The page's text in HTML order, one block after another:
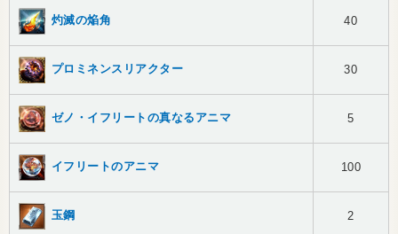
灼滅の焔角 40
プロミネンスリアクター 30
ゼノ・イフリートの真なるアニマ 5
イフリートのアニマ 100
玉鋼 2